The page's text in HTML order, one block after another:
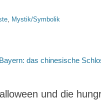
, Mystik/Symbolik
das chinesische
und die